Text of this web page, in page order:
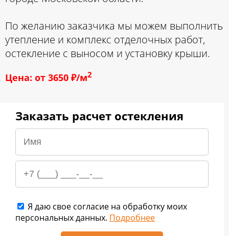
По желанию заказчика мы можем выполнить
утепление и комплекс отделочных работ,
остекление с выносом и установку крыши.
Цена: от 3650 ₽/м2
Заказать расчет остекления
Я даю свое согласие на обработку моих
персональных данных. Подробнее